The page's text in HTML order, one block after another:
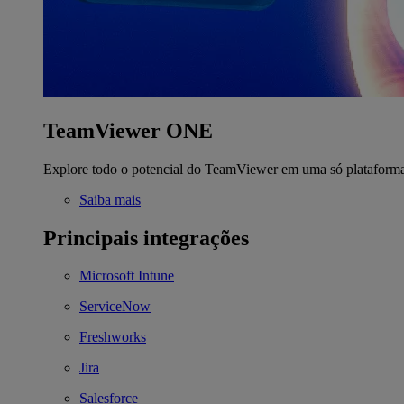
TeamViewer ONE
Explore todo o potencial do TeamViewer em uma só
Saiba mais
Principais integrações
Microsoft Intune
ServiceNow
Freshworks
Jira
Salesforce